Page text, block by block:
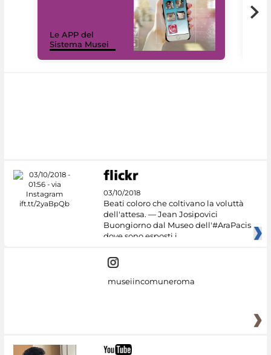
Le APP del
Sistema Musei
03/10/2018
Beati coloro che coltivano la voluttà
dell'attesa. — Jean Josipovici
Buongiorno dal Museo dell'#AraPacis
dove sono esposti i
museiincomuneroma